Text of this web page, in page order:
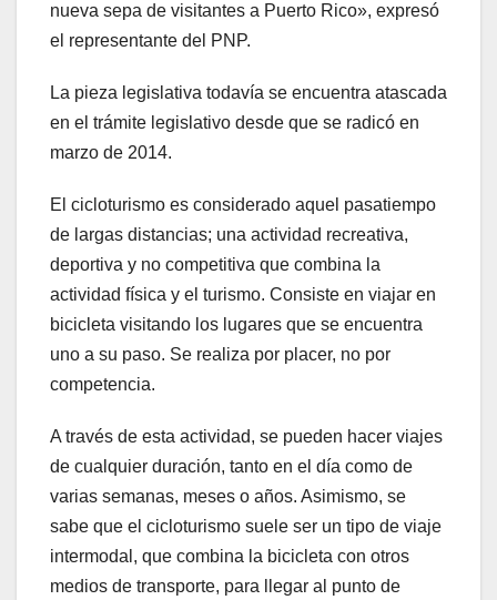
nueva sepa de visitantes a Puerto Rico», expresó
el representante del PNP.
La pieza legislativa todavía se encuentra atascada
en el trámite legislativo desde que se radicó en
marzo de 2014.
El cicloturismo es considerado aquel pasatiempo
de largas distancias; una actividad recreativa,
deportiva y no competitiva que combina la
actividad física y el turismo. Consiste en viajar en
bicicleta visitando los lugares que se encuentra
uno a su paso. Se realiza por placer, no por
competencia.
A través de esta actividad, se pueden hacer viajes
de cualquier duración, tanto en el día como de
varias semanas, meses o años. Asimismo, se
sabe que el cicloturismo suele ser un tipo de viaje
intermodal, que combina la bicicleta con otros
medios de transporte, para llegar al punto de